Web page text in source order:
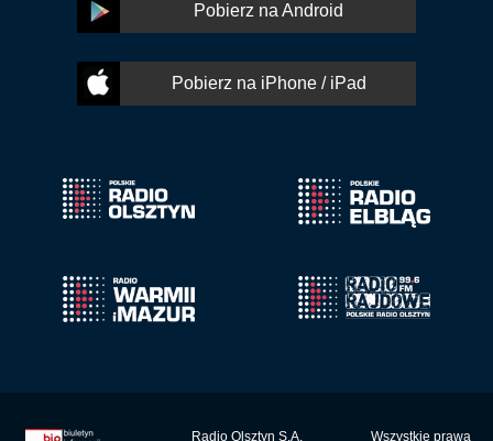
Pobierz na Android
Pobierz na iPhone / iPad
Radio Olsztyn S.A. Wszystkie prawa